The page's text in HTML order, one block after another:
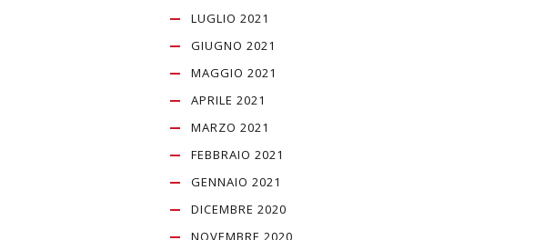
LUGLIO 2021
GIUGNO 2021
MAGGIO 2021
APRILE 2021
MARZO 2021
FEBBRAIO 2021
GENNAIO 2021
DICEMBRE 2020
NOVEMBRE 2020